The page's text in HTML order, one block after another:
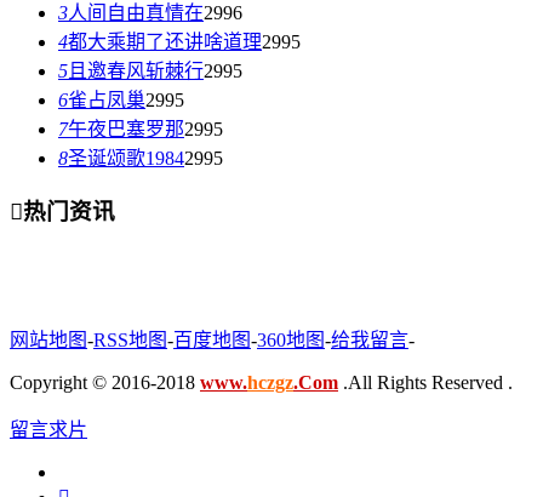
3人间自由真情在2996
4都大乘期了还讲啥道理2995
5 且邀春风斩棘行2995
6雀占凤巢2995
7午夜巴塞罗那2995
8圣诞颂歌19842995
热门资讯
网站地图-RSS地图-百度地图-360地图-给我留言-
Copyright © 2016-2018 www.hczgz.Com .All Rights Reserved .
留言求片